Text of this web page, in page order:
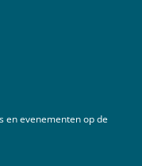
en evenementen op de